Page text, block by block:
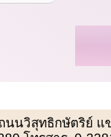
นนวิสุทธิกษัตริย์ แ